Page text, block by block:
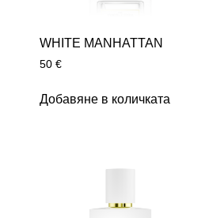
WHITE MANHATTAN
50 €
Добавяне в количката